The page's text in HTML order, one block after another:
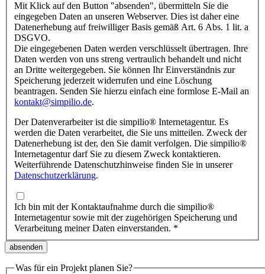
Mit Klick auf den Button "absenden", übermitteln Sie die
eingegeben Daten an unseren Webserver. Dies ist daher eine
Datenerhebung auf freiwilliger Basis gemäß Art. 6 Abs. 1 lit. a
DSGVO.
Die eingegebenen Daten werden verschlüsselt übertragen. Ihre
Daten werden von uns streng vertraulich behandelt und nicht
an Dritte weitergegeben. Sie können Ihr Einverständnis zur
Speicherung jederzeit widerrufen und eine Löschung
beantragen. Senden Sie hierzu einfach eine formlose E-Mail an
kontakt@simpilio.de.
Der Datenverarbeiter ist die simpilio® Internetagentur. Es
werden die Daten verarbeitet, die Sie uns mitteilen. Zweck der
Datenerhebung ist der, den Sie damit verfolgen. Die simpilio®
Internetagentur darf Sie zu diesem Zweck kontaktieren.
Weiterführende Datenschutzhinweise finden Sie in unserer
Datenschutzerklärung.
Ich bin mit der Kontaktaufnahme durch die simpilio®
Internetagentur sowie mit der zugehörigen Speicherung und
Verarbeitung meiner Daten einverstanden. *
Was für ein Projekt planen Sie?